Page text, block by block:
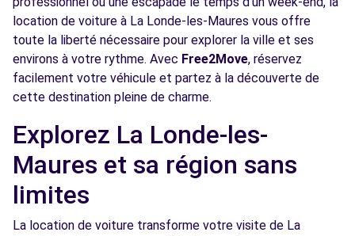
Free2Move Rent - GARAGE DE LA BELLE
EPOQUE - LE LAVANDOU (C)
10.4
km
CHEMIN DU REPOS
DALMASSO - CARQUEIRANNE (C)
km
location de voiture à La Londe-les-Maures vous offre
toute la liberté nécessaire pour explorer la ville et ses
environs à votre rythme. Avec Free2Move, réservez
facilement votre véhicule et partez à la découverte de
cette destination pleine de charme.
Explorez La Londe-les-
Maures et sa région sans
limites
La location de voiture transforme votre visite de La